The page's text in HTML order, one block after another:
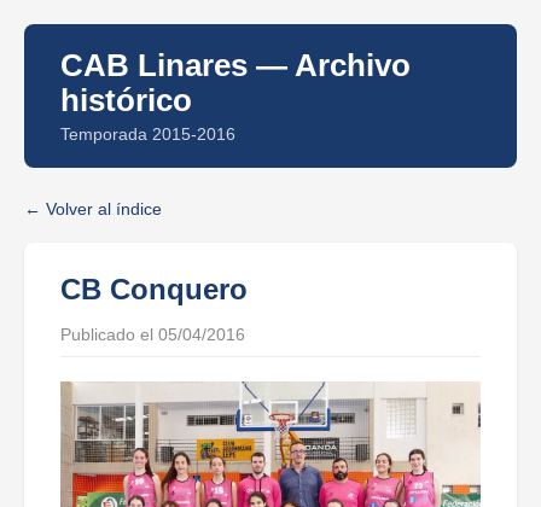
CAB Linares — Archivo
histórico
Temporada 2015-2016
Volver al índice
CB Conquero
Publicado el 05/04/2016